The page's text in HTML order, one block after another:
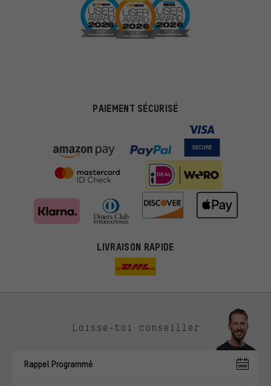
PAIEMENT SÉCURISÉ
LIVRAISON RAPIDE
Laisse-toi conseiller
Rappel Programmé
Des offres plus adaptées
Au lieu de pubs au hasard, nous afficherons des offres plus
intérêts et à te présenter des offres et des conseils sur mesure.